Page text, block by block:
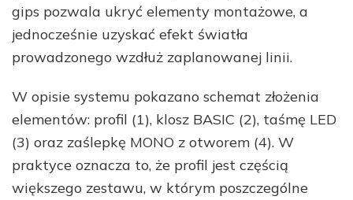
gips pozwala ukryć elementy montażowe, a
jednocześnie uzyskać efekt światła
prowadzonego wzdłuż zaplanowanej linii.
W opisie systemu pokazano schemat złożenia
elementów: profil (1), klosz BASIC (2), taśmę LED
(3) oraz zaślepkę MONO z otworem (4). W
praktyce oznacza to, że profil jest częścią
większego zestawu, w którym poszczególne